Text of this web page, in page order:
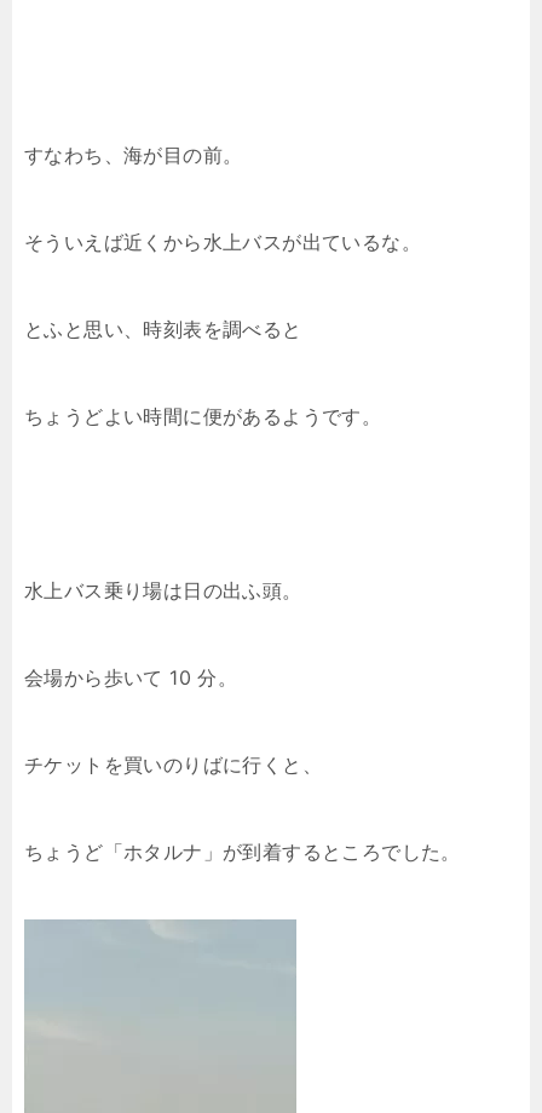
すなわち、海が目の前。
そういえば近くから水上バスが出ているな。
とふと思い、時刻表を調べると
ちょうどよい時間に便があるようです。
水上バス乗り場は日の出ふ頭。
会場から歩いて 10 分。
チケットを買いのりばに行くと、
ちょうど「ホタルナ」が到着するところでした。